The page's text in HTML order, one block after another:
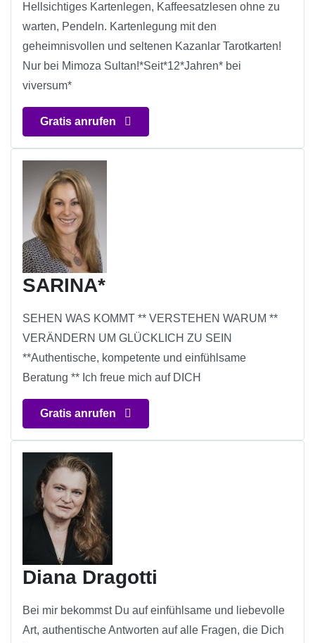
Hellsichtiges Kartenlegen, Kaffeesatzlesen ohne zu
warten, Pendeln. Kartenlegung mit den
geheimnisvollen und seltenen Kazanlar Tarotkarten!
Nur bei Mimoza Sultan!*Seit*12*Jahren* bei
viversum*
Gratis anrufen
SARINA*
SEHEN WAS KOMMT ** VERSTEHEN WARUM **
VERÄNDERN UM GLÜCKLICH ZU SEIN
**Authentische, kompetente und einfühlsame
Beratung ** Ich freue mich auf DICH
Gratis anrufen
Diana Dragotti
Bei mir bekommst Du auf einfühlsame und liebevolle
Art, authentische Antworten auf alle Fragen, die Dich